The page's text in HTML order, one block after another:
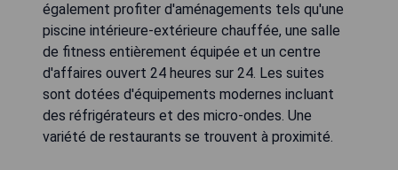
également profiter d'aménagements tels qu'une
piscine intérieure-extérieure chauffée, une salle
de fitness entièrement équipée et un centre
d'affaires ouvert 24 heures sur 24. Les suites
sont dotées d'équipements modernes incluant
des réfrigérateurs et des micro-ondes. Une
variété de restaurants se trouvent à proximité.